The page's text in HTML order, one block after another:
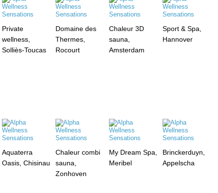
Private
wellness,
Solliès-Toucas
Domaine des
Thermes,
Rocourt
Chaleur 3D
sauna,
Amsterdam
Sport & Spa,
Hannover
Aquaterra
Oasis, Chisinau
Chaleur combi
sauna,
Zonhoven
My Dream Spa,
Meribel
Brinckerduyn,
Appelscha